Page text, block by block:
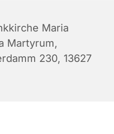
Maria
Martyrum,
230, 13627